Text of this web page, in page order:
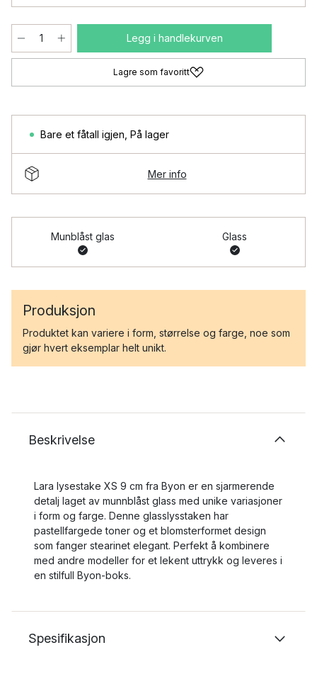
Legg i handlekurven
Lagre som favoritt
Bare et fåtall igjen På lager
Mer info
Munblåst glas Glass
Produksjon
Produktet kan variere i form, størrelse og farge, noe som
gjør hvert eksemplar helt unikt.
Beskrivelse
Lara lysestake XS 9 cm fra Byon er en sjarmerende
detalj laget av munnblåst glass med unike variasjoner
i form og farge. Denne glasslysstaken har
pastellfargede toner og et blomsterformet design
som fanger stearinet elegant. Perfekt å kombinere
med andre modeller for et lekent uttrykk og leveres i
en stilfull Byon-boks.
Spesifikasjon